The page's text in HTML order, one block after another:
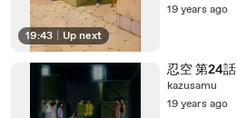
19:43 Up next
19 years ago
忍空 第24話
kazusamu
19 years ago